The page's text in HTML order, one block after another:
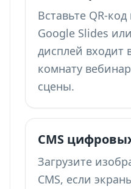
Вставьте QR-
Google Slides
дисплей входит
комнату
сцены.
CMS
Загрузите
CMS, если